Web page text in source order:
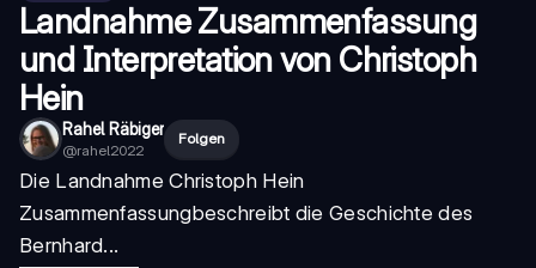
Landnahme Zusammenfassung
und Interpretation von Christoph
Hein
Rahel Räbiger
@rahel2022
Folgen
Die Landnahme Christoph Hein
Zusammenfassungbeschreibt die Geschichte des
Bernhard...